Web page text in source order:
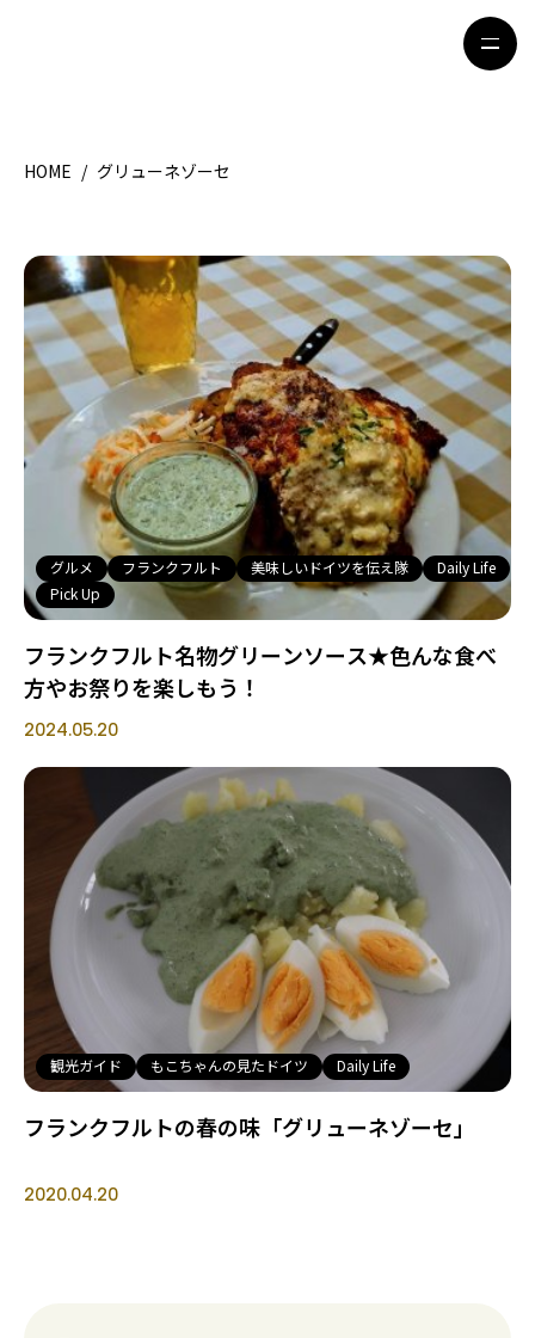
HOME
観光ガイド
留学＆キャリア
ライフスタイル
著者一覧
ライター募集
HOME / グリューネゾーセ
グルメ フランクフルト 美味しいドイツを伝え隊
Daily Life
Pick Up
フランクフルト名物グリーンソース★色んな食べ
方やお祭りを楽しもう！
2024.05.20
観光ガイド もこちゃんの見たドイツ Daily Life
フランクフルトの春の味「グリューネゾーセ」
2020.04.20